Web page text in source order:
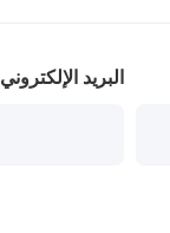
البريد الإلكتروني